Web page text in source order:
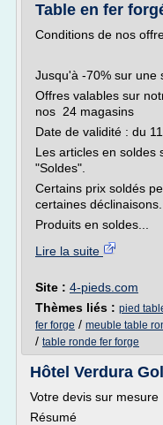
Table en fer
Conditions de nos
Jusqu'à -70% sur une
Offres valables sur
nos 24 magasins
Date de validité : du
Les articles en soldes
"Soldes".
Certains prix soldés
certaines déclinaisons.
Produits en soldes...
Lire la suite
Site : 4-pieds.com
Thèmes liés : pied
fer forge / meuble table
/ table ronde fer forge
Hôtel Verdura
Votre devis sur mesure
Résumé